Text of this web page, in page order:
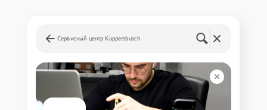
Сервисный центр Kuppersbusch